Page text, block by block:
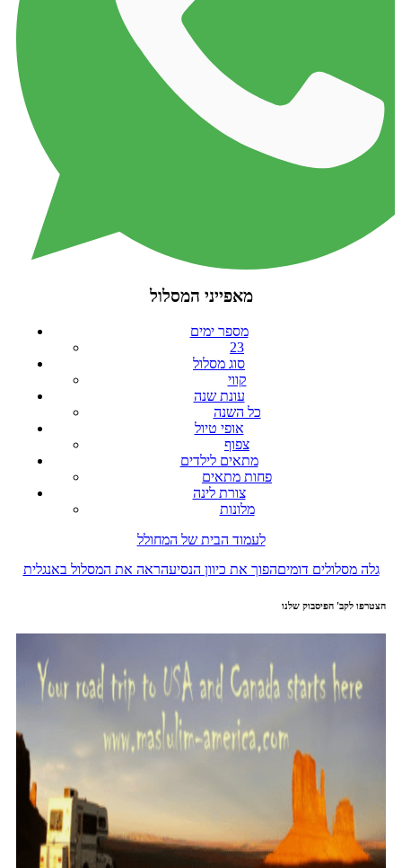
מאפייני המסלול
מספר ימים
23
סוג מסלול
קווי
עונת שנה
כל השנה
אופי טיול
צפוף
מתאים לילדים
פחות מתאים
צורת לינה
מלונות
לעמוד הבית של המחולל
גלה מסלולים דומיםהפוך את כיוון הנסיעהראה את המסלול באנגלית
הצטרפו לקב' הפיסבוק שלנו